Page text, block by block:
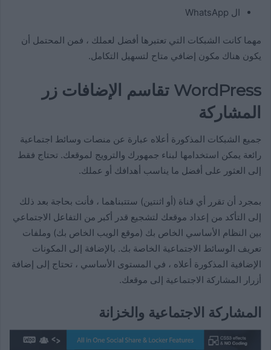
ال WhatsApp
مهما كانت الشبكات التي تعتبرها أفضل لعملك ، فمن المحتمل أن
يكون هناك مكون إضافي متاح لتسهيل التكامل.
WordPress تقاسم الإضافات زر
المشاركة
جميع الشبكات المذكورة أعلاه عبارة عن منصات وسائط اجتماعية
رائعة يمكن استخدامها لبناء جمهورك والترويج لموقعك. تحتاج فقط
إلى العثور على أفضل ما يناسب أهدافك أو عملك.
بمجرد أن تقرر أي قناة (أو اثنتين) ستتبناهما ، فأنت بحاجة بعد ذلك
إلى التأكد من إعداد موقعك لتشجيع قدر أكبر من التفاعل الاجتماعي
بين النظام الأساسي الخاص بك (موقع الويب الخاص بك) وملفات
تعريف الوسائط الاجتماعية الخاصة بك. بالإضافة إلى المكونات
الإضافية المذكورة أعلاه ، في المستوى الأساسي ، تحتاج إلى إضافة
أزرار المشاركة الاجتماعية إلى موقعك.
المشاركة الاجتماعية والخزانة